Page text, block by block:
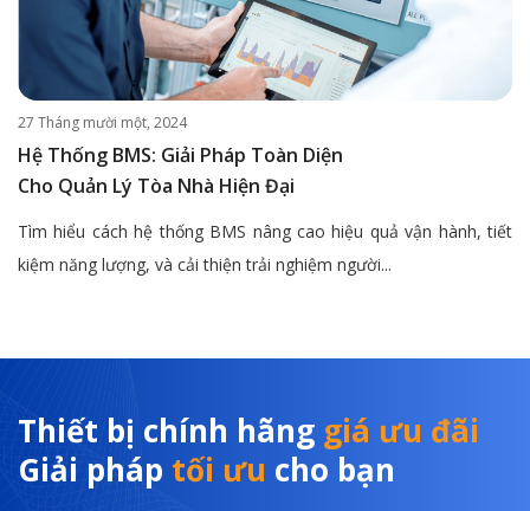
27 Tháng mười một, 2024
Hệ Thống BMS: Giải Pháp Toàn Diện
Cho Quản Lý Tòa Nhà Hiện Đại
Tìm hiểu cách hệ thống BMS nâng cao hiệu quả vận hành, tiết
kiệm năng lượng, và cải thiện trải nghiệm người...
Thiết bị chính hãng giá ưu đãi
Giải pháp tối ưu cho bạn